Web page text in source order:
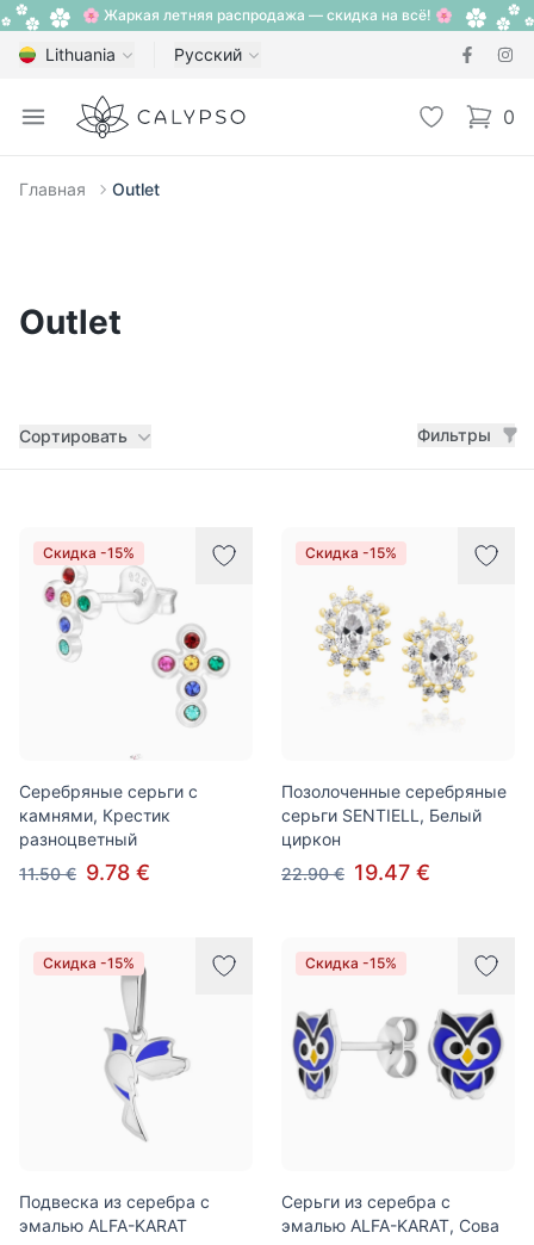
🌸 Жаркая летняя распродажа — скидка на всё! 🌸
Lithuania Русский
Open menu
Calypso Избранное
0
items
Главная Outlet
Outlet
Фильтры
Сортировать Фильтры
Товары
Скидка -15%
Серебряные серьги с
камнями, Крестик
разноцветный
11.50 € 9.78 €
Скидка -15%
Позолоченные серебряные
серьги SENTIELL, Белый
циркон
22.90 € 19.47 €
Скидка -15%
Подвеска из серебра с
эмалью ALFA-KARAT
Скидка -15%
Серьги из серебра с
эмалью ALFA-KARAT, Сова